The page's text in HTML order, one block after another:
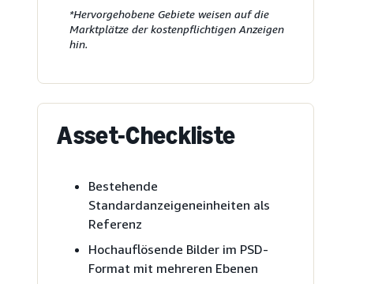
*Hervorgehobene Gebiete weisen auf die
Marktplätze der kostenpflichtigen Anzeigen
hin.
Asset-Checkliste
Bestehende
Standardanzeigeneinheiten als
Referenz
Hochauflösende Bilder im PSD-
Format mit mehreren Ebenen